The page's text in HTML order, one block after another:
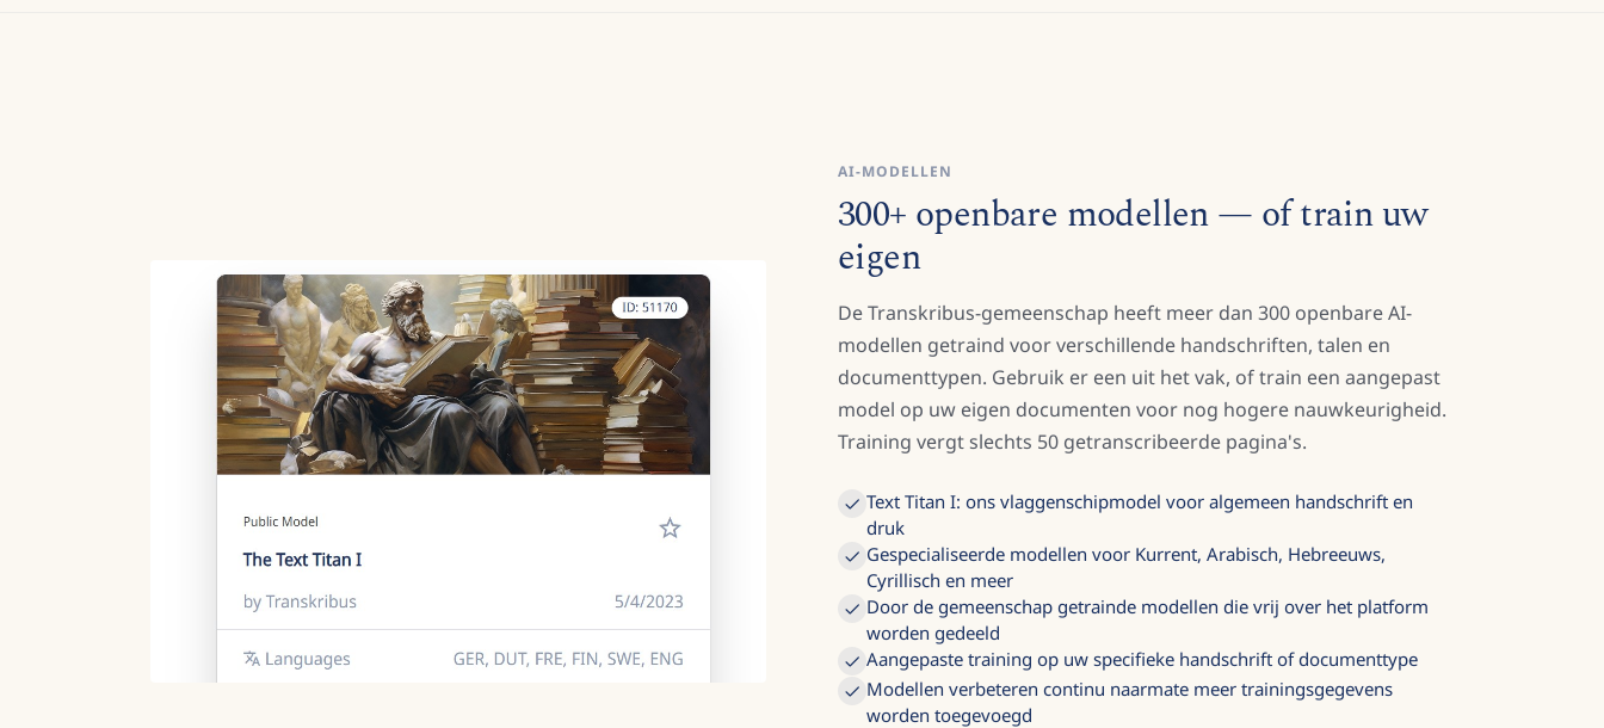
AI-MODELLEN
300+ openbare modellen — of train uw
eigen
De Transkribus-gemeenschap heeft meer dan 300 openbare AI-
modellen getraind voor verschillende handschriften, talen en
documenttypen. Gebruik er een uit het vak, of train een aangepast
model op uw eigen documenten voor nog hogere nauwkeurigheid.
Training vergt slechts 50 getranscribeerde pagina's.
Text Titan I: ons vlaggenschipmodel voor algemeen handschrift en
druk
Gespecialiseerde modellen voor Kurrent, Arabisch, Hebreeuws,
Cyrillisch en meer
Door de gemeenschap getrainde modellen die vrij over het platform
worden gedeeld
Aangepaste training op uw specifieke handschrift of documenttype
Modellen verbeteren continu naarmate meer trainingsgegevens
worden toegevoegd